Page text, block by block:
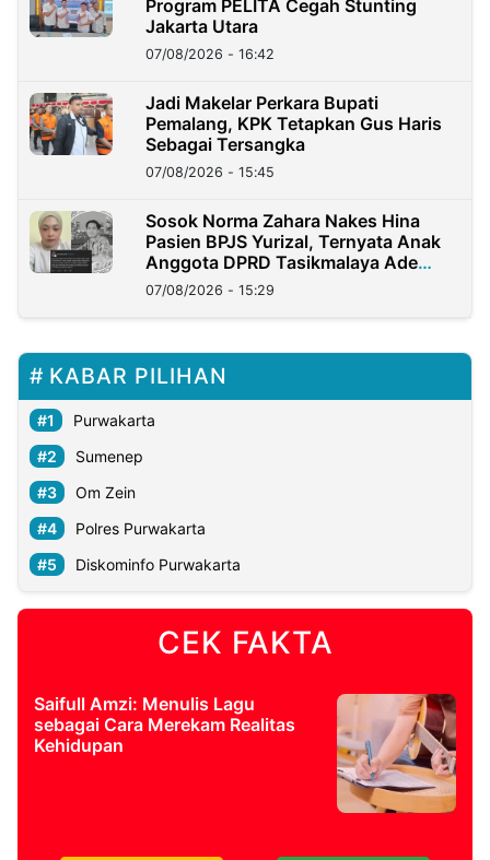
Program PELITA Cegah Stunting
Jakarta Utara
07/08/2026 - 16:42
Jadi Makelar Perkara Bupati
Pemalang, KPK Tetapkan Gus Haris
Sebagai Tersangka
07/08/2026 - 15:45
Sosok Norma Zahara Nakes Hina
Pasien BPJS Yurizal, Ternyata Anak
Anggota DPRD Tasikmalaya Ade
Lukman
07/08/2026 - 15:29
KABAR PILIHAN
Purwakarta
Sumenep
Om Zein
Polres Purwakarta
Diskominfo Purwakarta
CEK FAKTA
Saifull Amzi: Menulis Lagu
sebagai Cara Merekam Realitas
Kehidupan